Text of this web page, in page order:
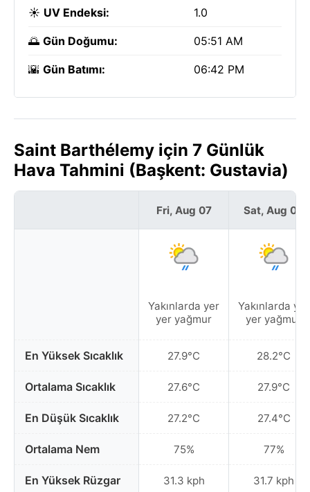
☀️ UV Endeksi: 1.0
🌅 Gün Doğumu: 05:51 AM
🌇 Gün Batımı: 06:42 PM
Saint Barthélemy için 7 Günlük
Hava Tahmini (Başkent: Gustavia)
En Yüksek Sıcaklık
Ortalama Sıcaklık
En Düşük Sıcaklık
Ortalama Nem
En Yüksek Rüzgar
Fri, Aug 07
Yakınlarda yer
yer yağmur
27.9°C
27.6°C
27.2°C
75%
31.3 kph
Sat, Aug 08
Yakınlarda yer
yer yağmur
28.2°C
27.9°C
27.4°C
77%
31.7 kph